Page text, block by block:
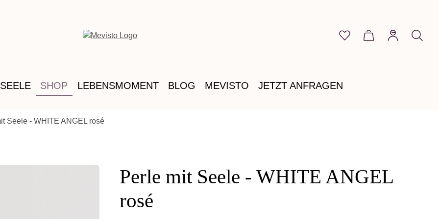
Du hast 0 Produkte auf
Warenkorb
SHOP LEBENSMOMENT BLOG MEVISTO JETZT ANFRAGEN
Seele - WHITE ANGEL rosé
Perle mit Seele - WHITE ANGEL
rosé